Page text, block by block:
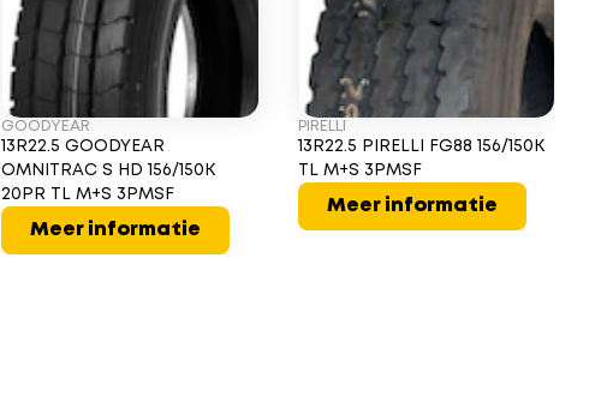
GOODYEAR
13R22.5 GOODYEAR
OMNITRAC S HD 156/150K
20PR TL M+S 3PMSF
Meer informatie
PIRELLI
13R22.5 PIRELLI FG88 156/150K
TL M+S 3PMSF
Meer informatie